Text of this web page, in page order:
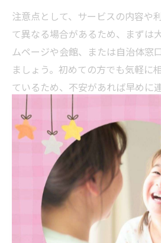
注意点として、サービスの内容や
て異なる場合があるため、まずは
ムページや会館、または自治体窓
ましょう。初めての方でも気軽に
ているため、不安があれば早めに
す。
妊娠届出から出産後までのサポ
住之江区では、妊娠届出から出産
トが用意されています。妊娠届出
交付やマタニティマークの配布、
内などが行われます。出産後は、
予防接種、産後ケアサービス、育